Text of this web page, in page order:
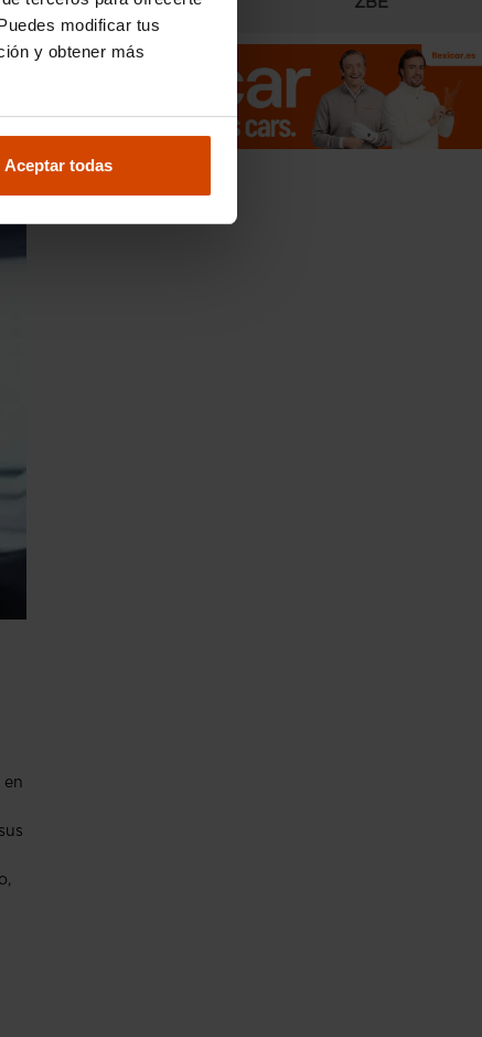
modificar tus
y obtener más
Aceptar todas
en